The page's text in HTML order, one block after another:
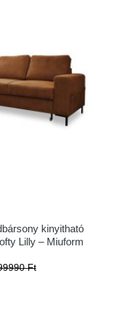
kinyitható
Lilly – Miuform
Ft